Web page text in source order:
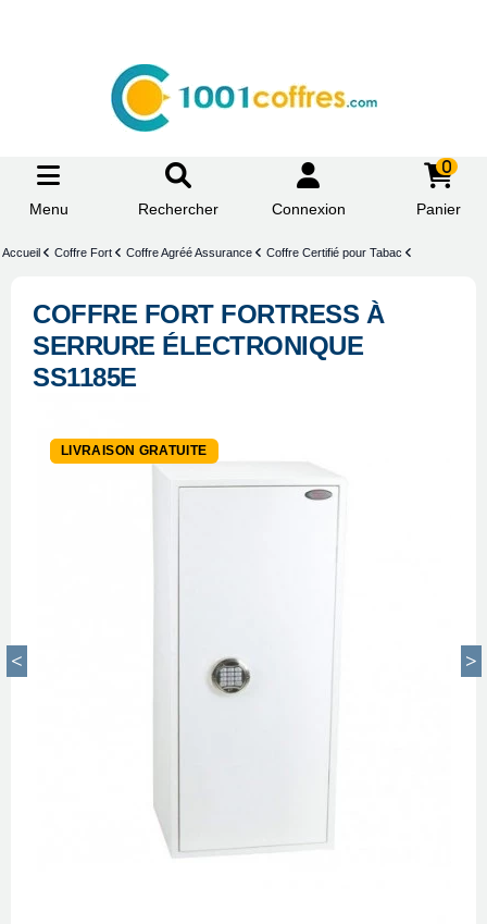
Menu Rechercher Connexion
0
Panier
Accueil Coffre Fort Coffre Agréé Assurance Coffre Certifié pour Tabac
COFFRE FORT FORTRESS À
SERRURE ÉLECTRONIQUE
SS1185E
-29%
LIVRAISON GRATUITE